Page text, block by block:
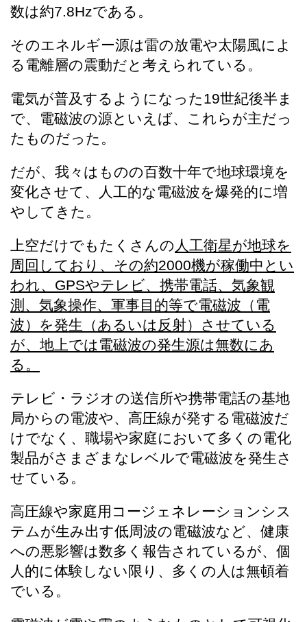
数は約7.8Hzである。
そのエネルギー源は雷の放電や太陽風によ
る電離層の震動だと考えられている。
電気が普及するようになった19世紀後半ま
で、電磁波の源といえば、これらが主だっ
たものだった。
だが、我々はものの百数十年で地球環境を
変化させて、人工的な電磁波を爆発的に増
やしてきた。
上空だけでもたくさんの 人工衛星が地球を
周回しており、その約2000機が稼働中とい
われ、GPSやテレビ、携帯電話、気象観
測、気象操作、軍事目的等で電磁波（電
波）を発生（あるいは反射）させている
が、地上では電磁波の発生源は無数にあ
る。
テレビ・ラジオの送信所や携帯電話の基地
局からの電波や、高圧線が発する電磁波だ
けでなく、職場や家庭において多くの電化
製品がさまざまなレベルで電磁波を発生さ
せている。
高圧線や家庭用コージェネレーションシス
テムが生み出す低周波の電磁波など、健康
への悪影響は数多く報告されているが、個
人的に体験しない限り、多くの人は無頓着
でいる。